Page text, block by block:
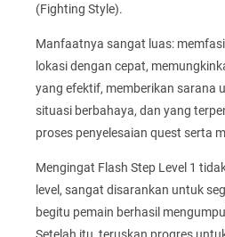
(Fighting Style).
Manfaatnya sangat luas:
lokasi dengan cepat,
yang efektif, memberikan sarana
situasi berbahaya, dan yang
proses penyelesaian quest serta
Mengingat Flash Step Level 1
level, sangat disarankan untuk
begitu pemain berhasil